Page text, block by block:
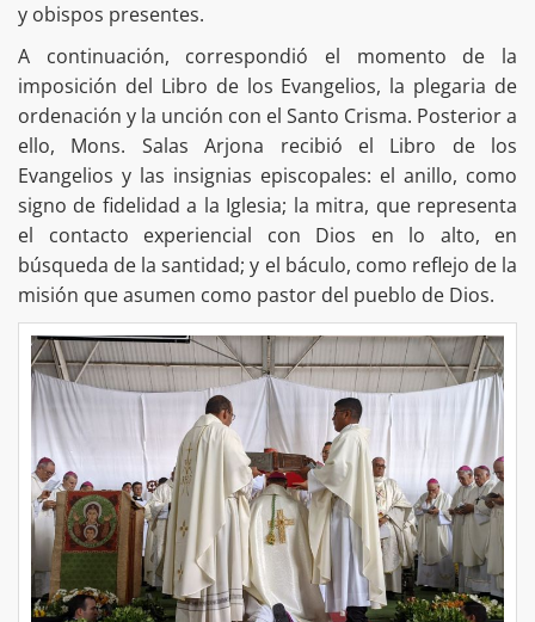
y obispos presentes.
A continuación, correspondió el momento de la
imposición del Libro de los Evangelios, la plegaria de
ordenación y la unción con el Santo Crisma. Posterior a
ello, Mons. Salas Arjona recibió el Libro de los
Evangelios y las insignias episcopales: el anillo, como
signo de fidelidad a la Iglesia; la mitra, que representa
el contacto experiencial con Dios en lo alto, en
búsqueda de la santidad; y el báculo, como reflejo de la
misión que asumen como pastor del pueblo de Dios.